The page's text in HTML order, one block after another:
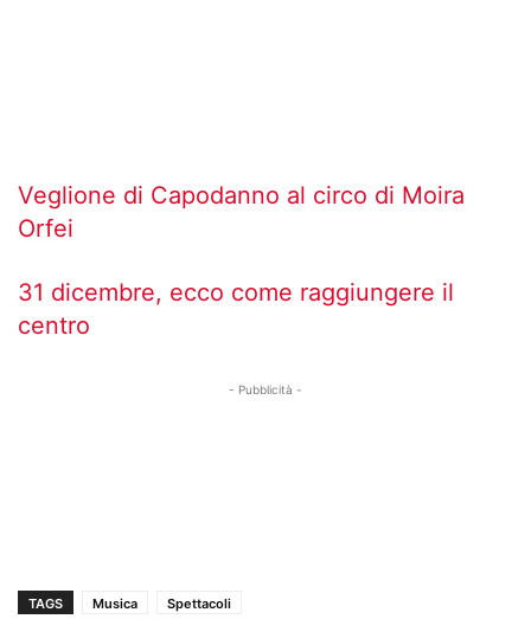
Veglione di Capodanno al circo di Moira
Orfei
31 dicembre, ecco come raggiungere il
centro
- Pubblicità -
TAGS Musica Spettacoli